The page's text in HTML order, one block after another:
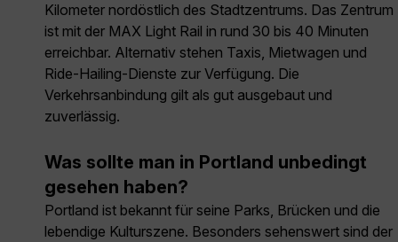
Kilometer nordöstlich des Stadtzentrums. Das Zentrum
ist mit der MAX Light Rail in rund 30 bis 40 Minuten
erreichbar. Alternativ stehen Taxis, Mietwagen und
Ride-Hailing-Dienste zur Verfügung. Die
Verkehrsanbindung gilt als gut ausgebaut und
zuverlässig.
Was sollte man in Portland unbedingt
gesehen haben?
Portland ist bekannt für seine Parks, Brücken und die
lebendige Kulturszene. Besonders sehenswert sind der